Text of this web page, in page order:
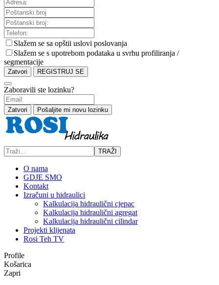
Slažem se sa opštii uslovi poslovanja
Slažem se s upotrebom podataka u svrhu profiliranja /
segmentacije
Zatvori REGISTRUJ SE
Zaboravili ste lozinku?
Zatvori Pošaljite mi novu lozinku
TRAŽI
O nama
GDJE SMO
Kontakt
Izračuni u hidraulici
Kalkulacija hidraulični cjepac
Kalkulacija hidraulični agregat
Kalkulacija hidraulični cilindar
Projekti klijenata
Rosi Teh TV
Profile
Košarica
Zapri